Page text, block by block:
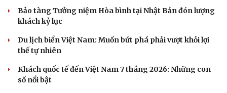
Bảo tàng Tưởng niệm Hòa bình tại Nhật Bản đón lượng
khách kỷ lục
Du lịch biển Việt Nam: Muốn bứt phá phải vượt khỏi lợi
thế tự nhiên
Khách quốc tế đến Việt Nam 7 tháng 2026: Những con
số nổi bật